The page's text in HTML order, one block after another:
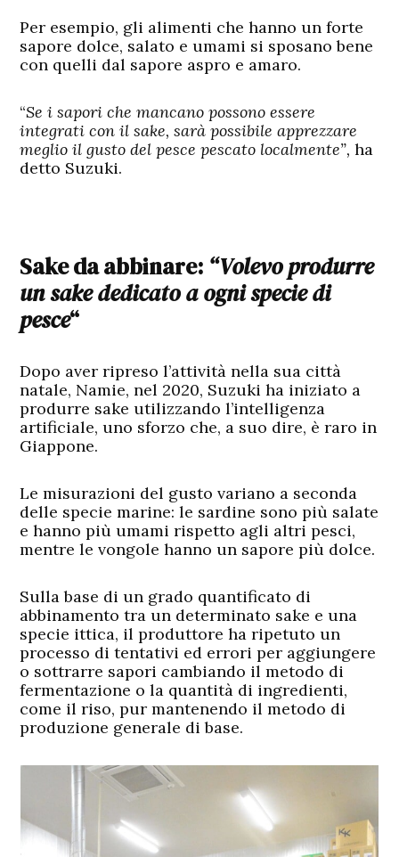
Per esempio, gli alimenti che hanno un forte
sapore dolce, salato e umami si sposano bene
con quelli dal sapore aspro e amaro.
“Se i sapori che mancano possono essere
integrati con il sake, sarà possibile apprezzare
meglio il gusto del pesce pescato localmente”, ha
detto Suzuki.
Sake da abbinare: “Volevo produrre
un sake dedicato a ogni specie di
pesce“
Dopo aver ripreso l’attività nella sua città
natale, Namie, nel 2020, Suzuki ha iniziato a
produrre sake utilizzando l’intelligenza
artificiale, uno sforzo che, a suo dire, è raro in
Giappone.
Le misurazioni del gusto variano a seconda
delle specie marine: le sardine sono più salate
e hanno più umami rispetto agli altri pesci,
mentre le vongole hanno un sapore più dolce.
Sulla base di un grado quantificato di
abbinamento tra un determinato sake e una
specie ittica, il produttore ha ripetuto un
processo di tentativi ed errori per aggiungere
o sottrarre sapori cambiando il metodo di
fermentazione o la quantità di ingredienti,
come il riso, pur mantenendo il metodo di
produzione generale di base.